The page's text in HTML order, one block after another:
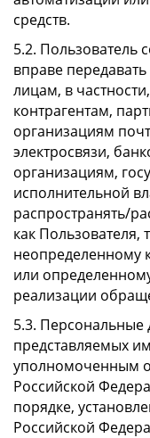
средств.
5.2. Пользователь
вправе
лицам, в
контрагентам,
организациям
электросвязи,
организациям,
исполнительной
распространять/
как Пользователя,
неопределенному
или
реализации
5.3. Персональные
представляемых
уполномоченным
Российской
порядке,
Российской